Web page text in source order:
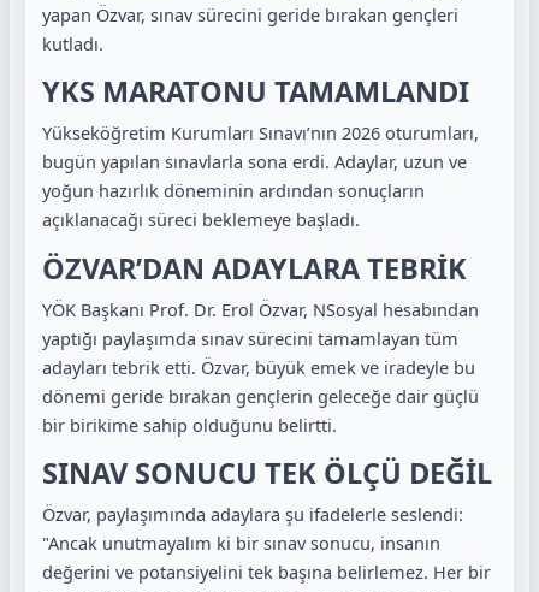
yapan Özvar, sınav sürecini geride bırakan gençleri
kutladı.
YKS MARATONU TAMAMLANDI
Yükseköğretim Kurumları Sınavı’nın 2026 oturumları,
bugün yapılan sınavlarla sona erdi. Adaylar, uzun ve
yoğun hazırlık döneminin ardından sonuçların
açıklanacağı süreci beklemeye başladı.
ÖZVAR’DAN ADAYLARA TEBRİK
YÖK Başkanı Prof. Dr. Erol Özvar, NSosyal hesabından
yaptığı paylaşımda sınav sürecini tamamlayan tüm
adayları tebrik etti. Özvar, büyük emek ve iradeyle bu
dönemi geride bırakan gençlerin geleceğe dair güçlü
bir birikime sahip olduğunu belirtti.
SINAV SONUCU TEK ÖLÇÜ DEĞİL
Özvar, paylaşımında adaylara şu ifadelerle seslendi:
"Ancak unutmayalım ki bir sınav sonucu, insanın
değerini ve potansiyelini tek başına belirlemez. Her bir